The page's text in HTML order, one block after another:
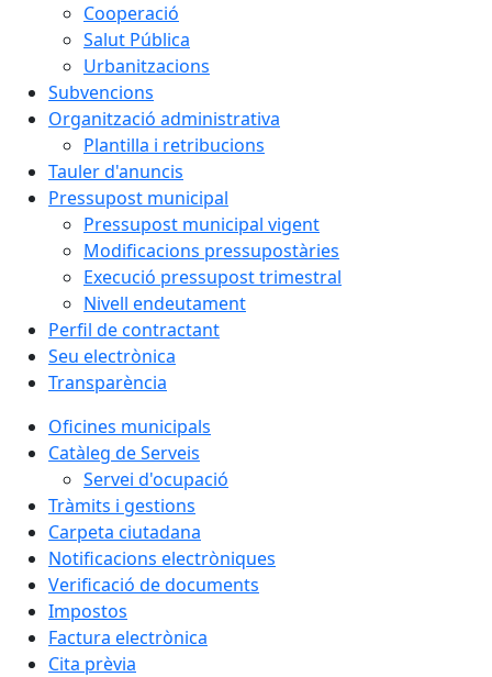
Cooperació
Salut Pública
Urbanitzacions
Subvencions
Organització administrativa
Plantilla i retribucions
Tauler d'anuncis
Pressupost municipal
Pressupost municipal vigent
Modificacions pressupostàries
Execució pressupost trimestral
Nivell endeutament
Perfil de contractant
Seu electrònica
Transparència
Oficines municipals
Catàleg de Serveis
Servei d'ocupació
Tràmits i gestions
Carpeta ciutadana
Notificacions electròniques
Verificació de documents
Impostos
Factura electrònica
Cita prèvia